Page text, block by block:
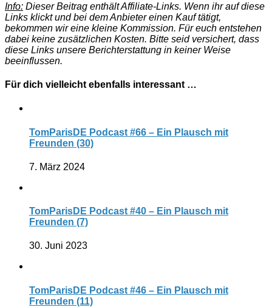
Info: Dieser Beitrag enthält Affiliate-Links. Wenn ihr auf diese
Links klickt und bei dem Anbieter einen Kauf tätigt,
bekommen wir eine kleine Kommission. Für euch entstehen
dabei keine zusätzlichen Kosten. Bitte seid versichert, dass
diese Links unsere Berichterstattung in keiner Weise
beeinflussen.
Für dich vielleicht ebenfalls interessant …
TomParisDE Podcast #66 – Ein Plausch mit
Freunden (30)
7. März 2024
TomParisDE Podcast #40 – Ein Plausch mit
Freunden (7)
30. Juni 2023
TomParisDE Podcast #46 – Ein Plausch mit
Freunden (11)